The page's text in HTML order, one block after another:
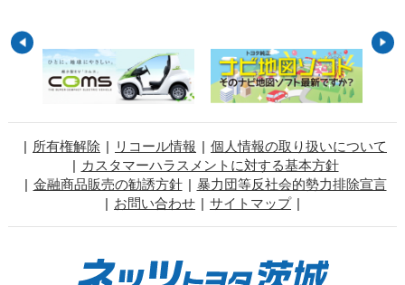
所有権解除 リコール情報
個人情報の取り扱いについて
カスタマーハラスメントに対する基本方針
金融商品販売の勧誘方針
暴力団等反社会的勢力排除宣言
お問い合わせ
サイトマップ